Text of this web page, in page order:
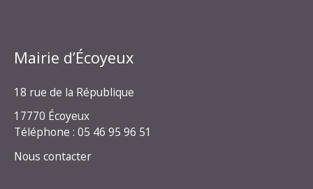
Mairie d’Écoyeux
18 rue de la République
17770 Écoyeux
Téléphone : 05 46 95 96 51
Nous contacter